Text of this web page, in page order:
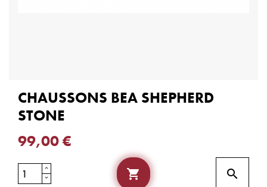
CHAUSSONS BEA SHEPHERD
STONE
99,00 €
 